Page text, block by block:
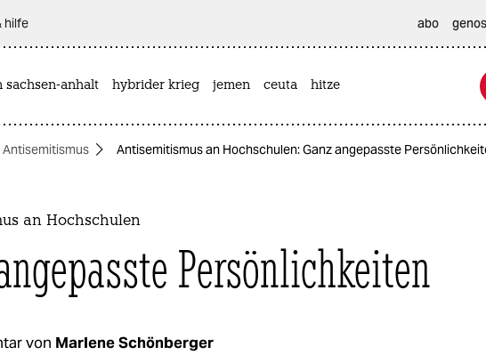
hilfe abo
sachsen-anhalt hybrider krieg jemen ceuta hitze
Antisemitismus Antisemitismus an Hochschulen: Ganz angepasste
an Hochschulen
Persönlichkeiten
von Marlene Schönberger